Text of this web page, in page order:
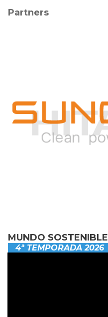
Partners
MUNDO SOSTENIBLE
4ª TEMPORADA 2026